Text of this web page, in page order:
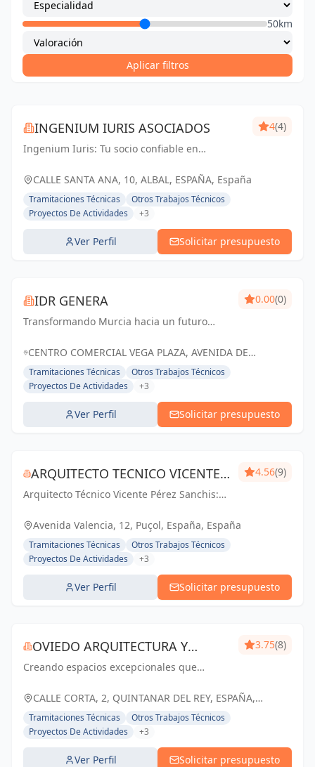
50km
Aplicar filtros
INGENIUM IURIS ASOCIADOS
Ingenium Iuris: Tu socio confiable en
Soluciones profesionales para proyectos
4(4)
CALLE SANTA ANA, 10, ALBAL, ESPAÑA, España
Tramitaciones Técnicas
Otros Trabajos Técnicos
Proyectos De Actividades
+3
Ver Perfil Solicitar presupuesto
IDR GENERA
Transformando Murcia hacia un futuro
renovables y eficientes.
0.00(0)
CENTRO COMERCIAL VEGA PLAZA, AVENIDA DE
GRANADA, MOLINA DE SEGURA, MURCIA, ESPAÑA,
España
Tramitaciones Técnicas
Otros Trabajos Técnicos
Proyectos De Actividades
+3
Ver Perfil Solicitar presupuesto
ARQUITECTO TECNICO VICENTE
PÉREZ SANCHIS
Arquitecto Técnico Vicente Pérez Sanchis:
transformando ideas en realidad.
4.56(9)
Avenida Valencia, 12, Puçol, España, España
Tramitaciones Técnicas
Otros Trabajos Técnicos
Proyectos De Actividades
+3
Ver Perfil Solicitar presupuesto
OVIEDO ARQUITECTURA Y
CONSTRUCCIÓN
Creando espacios excepcionales que
tiempo. Tu visión, nuestra pasión.
3.75(8)
CALLE CORTA, 2, QUINTANAR DEL REY, ESPAÑA,
España
Tramitaciones Técnicas
Otros Trabajos Técnicos
Proyectos De Actividades
+3
Ver Perfil Solicitar presupuesto